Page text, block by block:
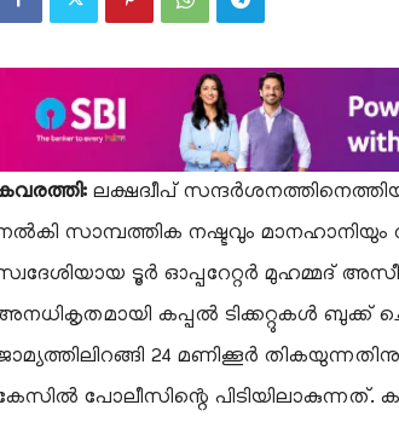
​ലക്ഷദ്വീപ്
സാമ്പത്തിക നഷ്ടവും
ടൂർ ഓപ്പറേറ്റർ മുഹമ്മദ്
കപ്പൽ ടിക്കറ്റുകൾ ബുക്ക്
24 മണിക്കൂർ
പോലീസിന്റെ പിടിയിലാകുന്നത്.